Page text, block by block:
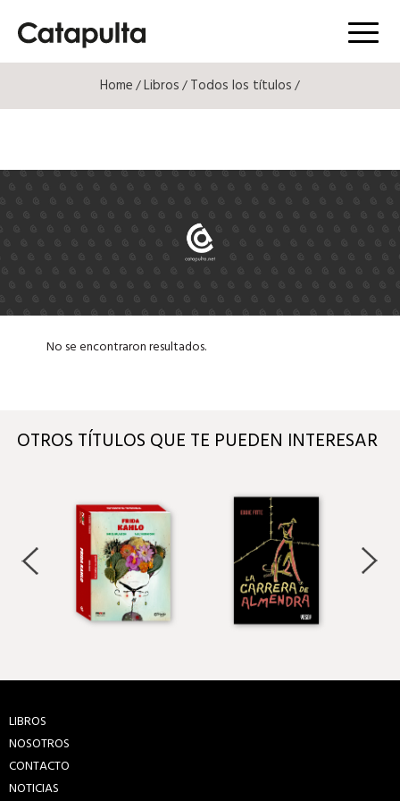
Menú
Home/Libros/Todos los títulos/
No se encontraron resultados.
OTROS TÍTULOS QUE TE PUEDEN INTERESAR
LIBROS
NOSOTROS
CONTACTO
NOTICIAS